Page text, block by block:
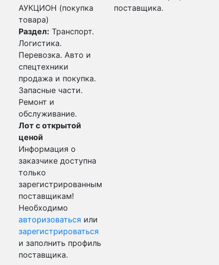
АУКЦИОН (покупка
товара)
Раздел: Транспорт.
Логистика.
Перевозка. Авто и
спецтехники
продажа и покупка.
Запасные части.
Ремонт и
обслуживание.
Лот с открытой
ценой
Информация о
заказчике доступна
только
зарегистрированным
поставщикам!
Необходимо
авторизоваться или
зарегистрироваться
и заполнить профиль
поставщика.
поставщика.